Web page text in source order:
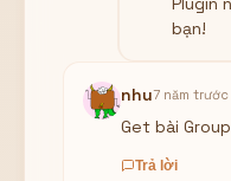
bạn!
nhu7 năm trước
Get bài
Trả lời